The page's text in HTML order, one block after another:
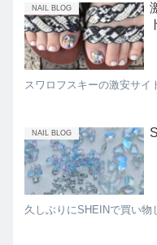
NAIL BLOG
スワロフスキーの激安サイ
NAIL BLOG
久しぶりにSHEINで買い物